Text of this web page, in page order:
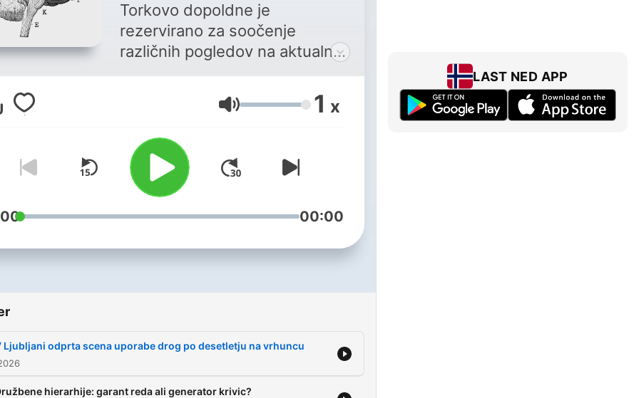
Torkovo dopoldne je
rezervirano za soočenje
različnih pogledov na aktualne
dogodke, ki iz tedna v teden
spreminjajo svet, pa tega
velikokrat sploh ne opazimo.
Gostje Intelekte so ugledni
strokovnjaki iz gospodarstva,
znanosti, kulture, politike in
drugih področij. Oddaja skuša
širokemu občinstvu ponuditi
dejavnikih globalnega in
Volum 1 x
00:00
Ljubljani odprta scena uporabe drog po desetletju na vrhuncu
hierarhije: garant reda ali generator krivic?
LAST NED APP